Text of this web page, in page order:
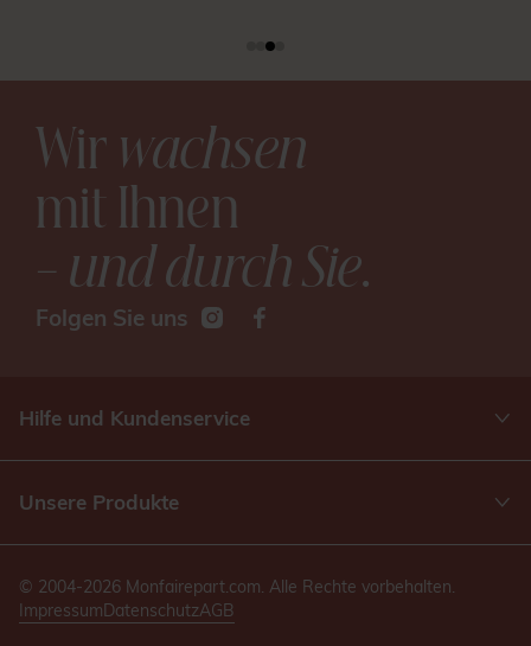
Wirwachsen
mit Ihnen
– und durch Sie.
Folgen Sie uns
Hilfe und Kundenservice
Unsere Produkte
© 2004-2026 Monfairepart.com. Alle Rechte vorbehalten.
ImpressumDatenschutzAGB